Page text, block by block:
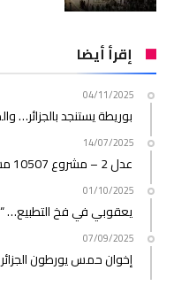
إقرأ أيضا
04/11/2025
بوريطة يستنجد بالجزائر…
14/07/2025
عدل 2 – مشروع 10507 مسكن: الأشغال تتعثر والآجال تتبخر!
01/10/2025
يعقوبي في فخ التطبيع…
07/09/2025
إخوان حمس يورطون